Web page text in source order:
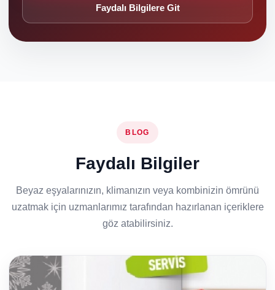
Faydalı Bilgilere Git
BLOG
Faydalı Bilgiler
Beyaz eşyalarınızın, klimanızın veya kombinizin ömrünü
uzatmak için uzmanlarımız tarafından hazırlanan içeriklere
göz atabilirsiniz.